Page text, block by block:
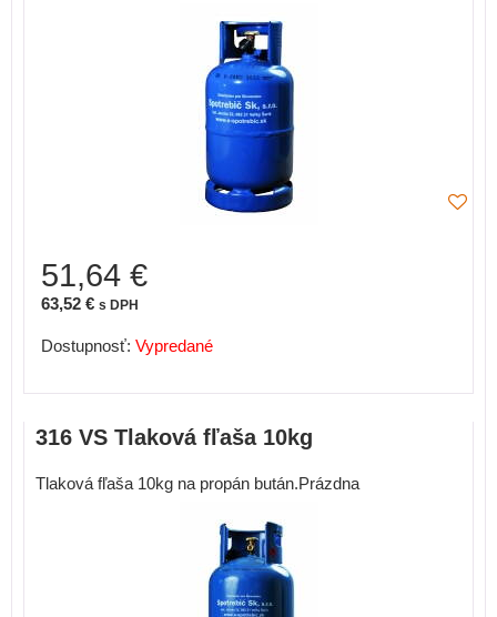
51,64 €
63,52 € s DPH
Dostupnosť: Vypredané
316 VS Tlaková fľaša 10kg
Tlaková fľaša 10kg na propán bután.Prázdna